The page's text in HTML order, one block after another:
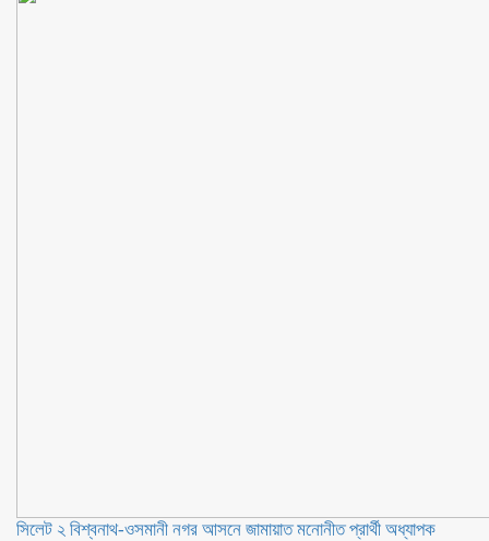
সিলেট ২ বিশ্বনাথ-ওসমানী নগর আসনে জামায়াত মনোনীত প্রার্থী অধ্যাপক